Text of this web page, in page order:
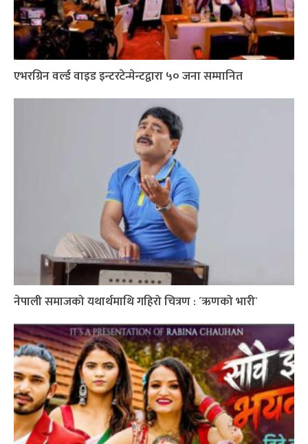
एभरग्रिन वर्ल्ड वाइड इन्टरटेन्मेन्टद्वारा ५० जना सम्मानित
नेपाली समाजको यथार्थमाथि गहिरो चित्रण : ´ऋणको भारी`